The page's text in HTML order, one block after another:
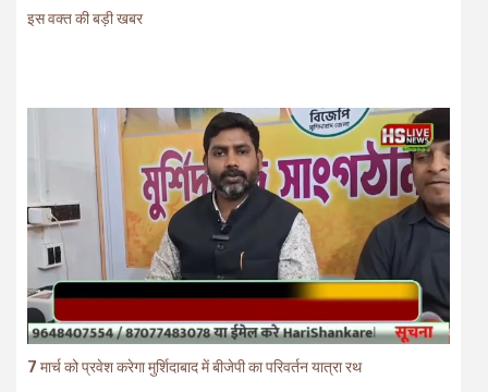
इस वक्त की बड़ी खबर
7 मार्च को प्रवेश करेगा मुर्शिदाबाद में बीजेपी का परिवर्तन यात्रा रथ